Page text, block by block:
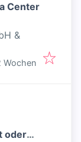
Center
&
:
Wochen
oder